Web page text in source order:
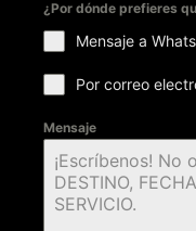
¿Por dónde prefieres
Mensaje a
Por correo
Mensaje